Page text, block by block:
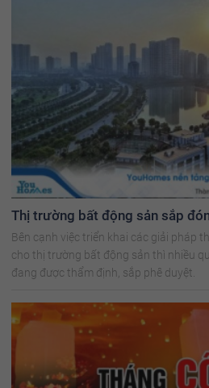
Thị trường bất động sản sắp
Bên cạnh việc triển khai các giải pháp
cho thị trường bất động sản thì nhiều
đang được thẩm định, sắp phê duyệt.